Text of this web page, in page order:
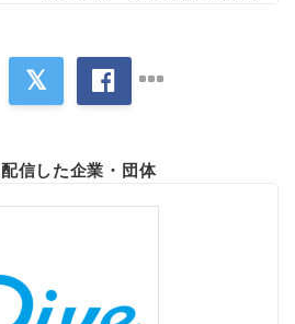
信した企業・団体